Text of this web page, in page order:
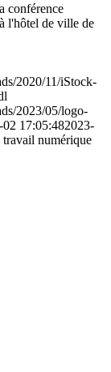
conférence
l'hôtel de ville de
2020/11/iStock-
2023/05/logo-
02 17:05:482023-
numérique